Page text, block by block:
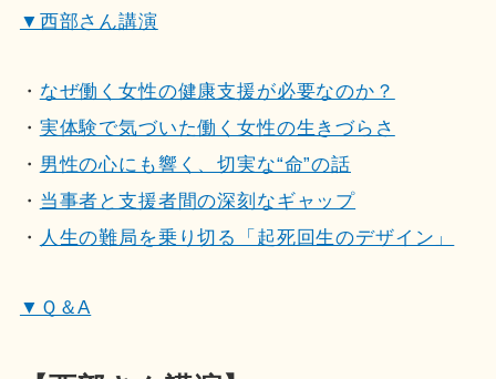
▼西部さん講演
・ なぜ働く女性の健康支援が必要なのか？
・ 実体験で気づいた働く女性の生きづらさ
・ 男性の心にも響く、切実な“命”の話
・ 当事者と支援者間の深刻なギャップ
・ 人生の難局を乗り切る「起死回生のデザイン」
▼Ｑ＆A